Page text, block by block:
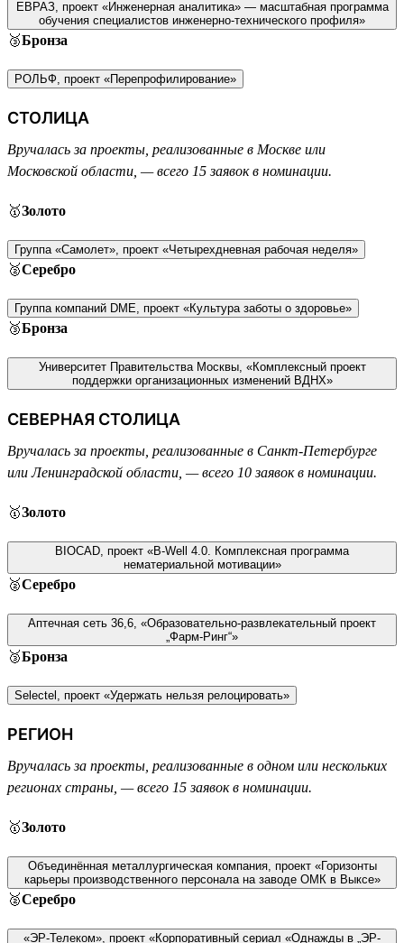
ЕВРАЗ, проект «Инженерная аналитика» — масштабная программа
обучения специалистов инженерно-технического профиля»
🥉Бронза
РОЛЬФ, проект «Перепрофилирование»
СТОЛИЦА
Вручалась за проекты, реализованные в Москве или
Московской области, — всего 15 заявок в номинации.
🥇Золото
Группа «Самолет», проект «Четырехдневная рабочая неделя»
🥈Серебро
Группа компаний DME, проект «Культура заботы о здоровье»
🥉Бронза
Университет Правительства Москвы, «Комплексный проект
поддержки организационных изменений ВДНХ»
СЕВЕРНАЯ СТОЛИЦА
Вручалась за проекты, реализованные в Санкт-Петербурге
или Ленинградской области, — всего 10 заявок в номинации.
🥇Золото
BIOCAD, проект «B-Well 4.0. Комплексная программа
нематериальной мотивации»
🥈Серебро
Аптечная сеть 36,6, «Образовательно-развлекательный проект
„Фарм-Ринг“»
🥉Бронза
Selectel, проект «Удержать нельзя релоцировать»
РЕГИОН
Вручалась за проекты, реализованные в одном или нескольких
регионах страны, — всего 15 заявок в номинации.
🥇Золото
Объединённая металлургическая компания, проект «Горизонты
карьеры производственного персонала на заводе ОМК в Выксе»
🥈Серебро
«ЭР-Телеком», проект «Корпоративный сериал «Однажды в „ЭР-